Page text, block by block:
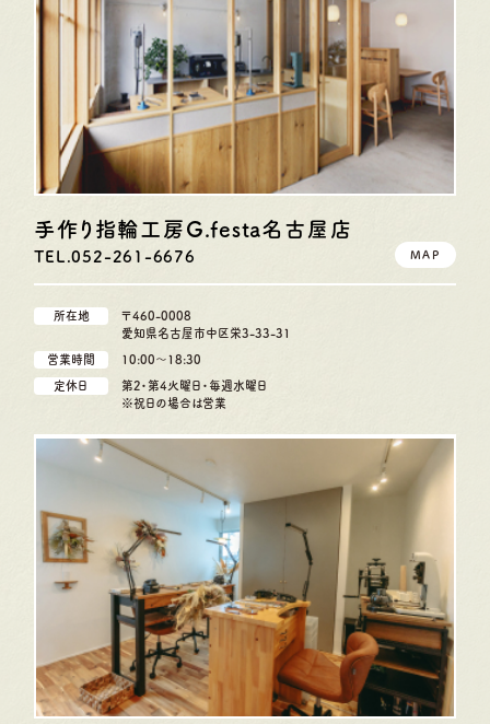
手作り指輪工房G.festa名古屋店
TEL.052-261-6676 MAP
所在地
〒460-0008
愛知県名古屋市中区栄3-33-31
営業時間 10:00〜18:30
定休日
第2・第4火曜日・毎週水曜日
※祝日の場合は営業